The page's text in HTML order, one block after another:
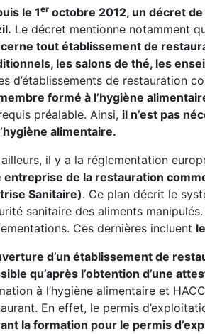
le 1er octobre 2012, un décret
Le décret mentionne notamment
tout établissement de
les salons de thé, les
d’établissements de restauration
formé à l’hygiène
préalable. Ainsi, il n’est pas
alimentaire.
ailleurs, il y a la réglementation
entreprise de la restauration
Sanitaire). Ce plan décrit le
sanitaire des aliments
Ces dernières incluent
d’un établissement de
qu’après l’obtention d’une
à l’hygiène alimentaire et
En effet, le permis
la formation pour le permis